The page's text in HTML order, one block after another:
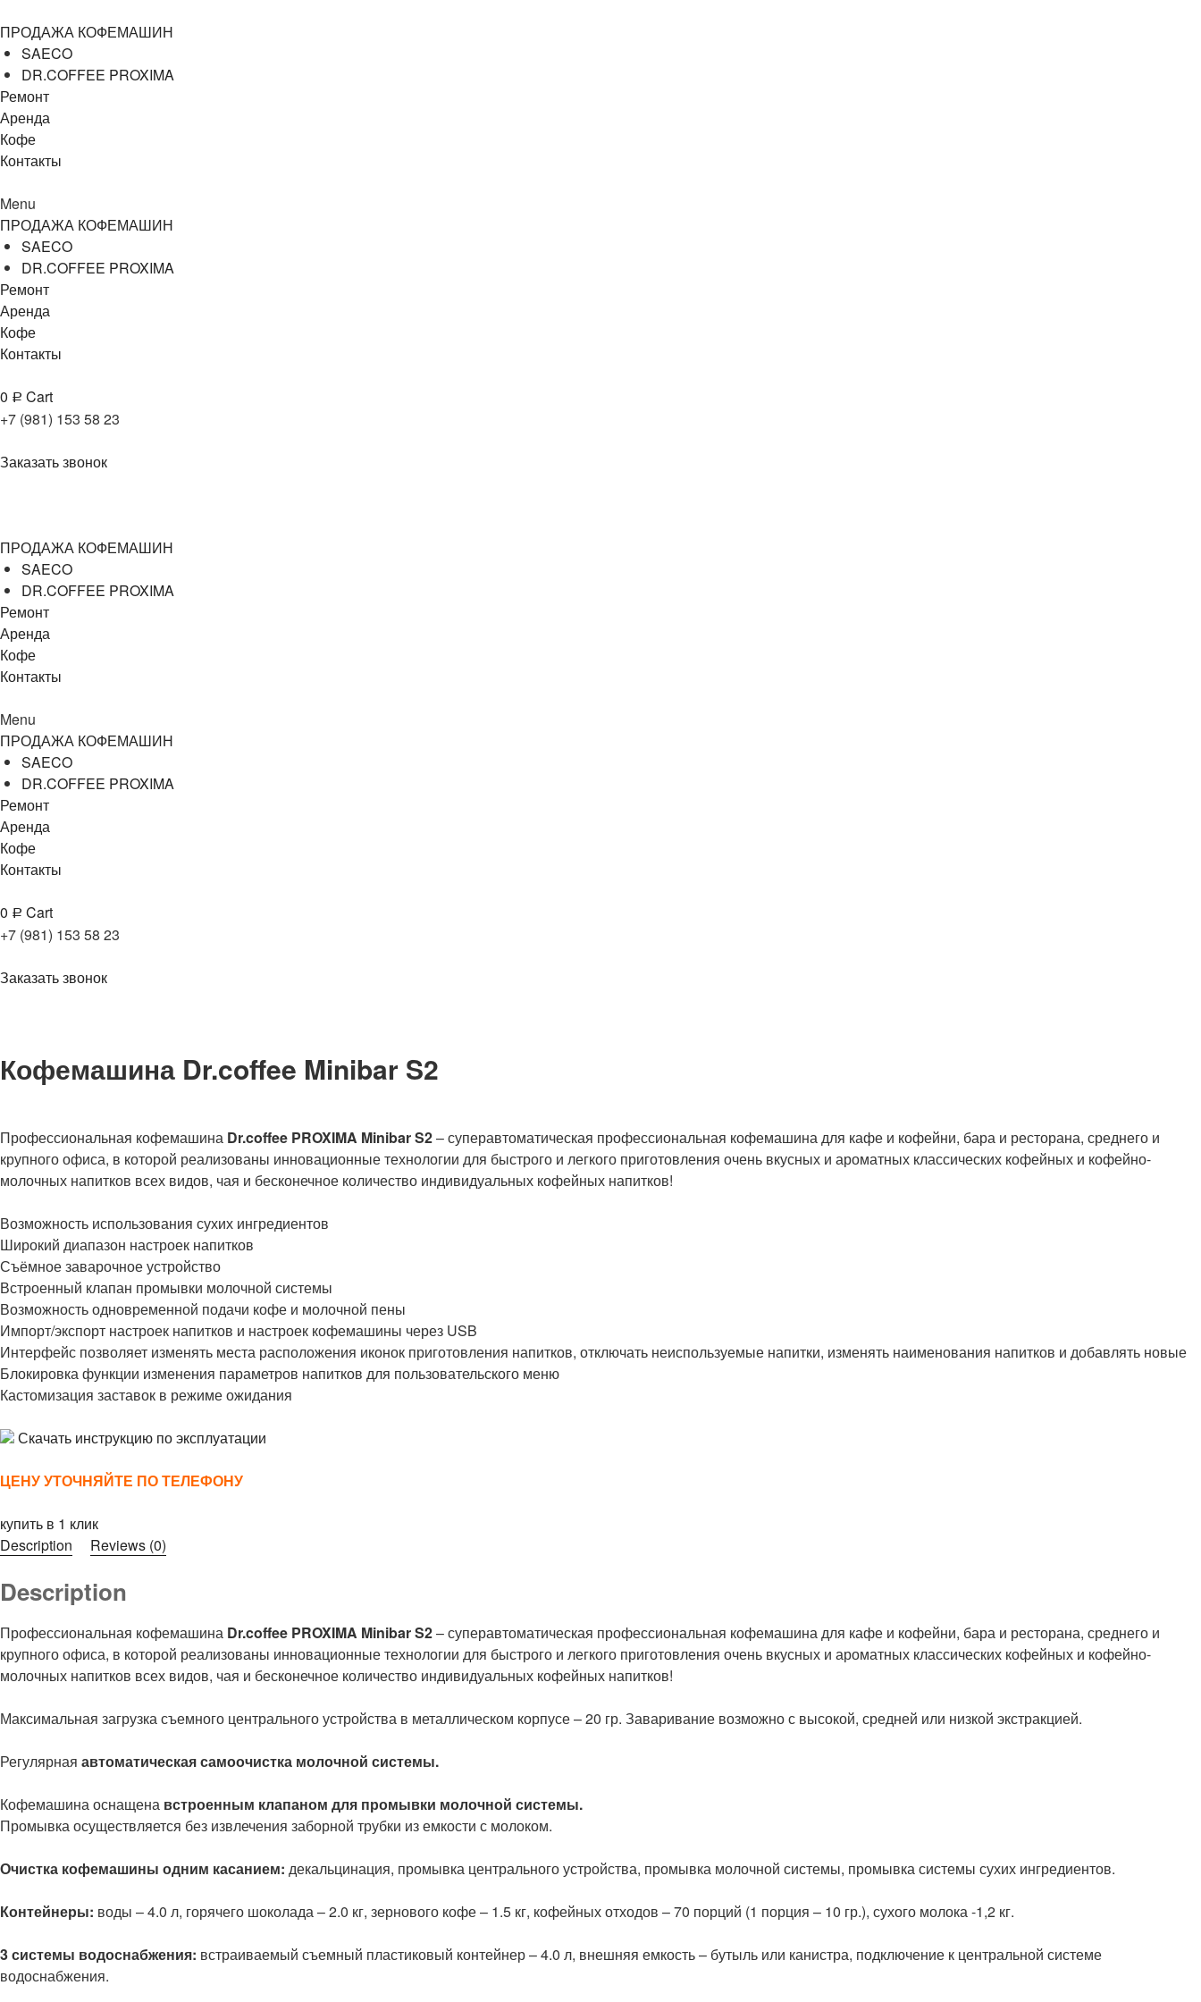
ПРОДАЖА КОФЕМАШИН
SAECO
DR.COFFEE PROXIMA
Ремонт
Аренда
Кофе
Контакты
Menu
ПРОДАЖА КОФЕМАШИН
SAECO
DR.COFFEE PROXIMA
Ремонт
Аренда
Кофе
Контакты
0 Р Cart
+7 (981) 153 58 23
Заказать звонок
ПРОДАЖА КОФЕМАШИН
SAECO
DR.COFFEE PROXIMA
Ремонт
Аренда
Кофе
Контакты
Menu
ПРОДАЖА КОФЕМАШИН
SAECO
DR.COFFEE PROXIMA
Ремонт
Аренда
Кофе
Контакты
0 Р Cart
+7 (981) 153 58 23
Заказать звонок
Кофемашина Dr.coffee Minibar S2
Профессиональная кофемашина Dr.coffee PROXIMA Minibar S2– суперавтоматическая профессиональная кофемашина для кафе и кофейни, бара и ресторана, среднего и
крупного офиса, в которой реализованы инновационные технологии для быстрого и легкого приготовления очень вкусных и ароматных классических кофейных и кофейно-
молочных напитков всех видов, чая и бесконечное количество индивидуальных кофейных напитков!
Возможность использования сухих ингредиентов
Широкий диапазон настроек напитков
Съёмное заварочное устройство
Встроенный клапан промывки молочной системы
Возможность одновременной подачи кофе и молочной пены
Импорт/экспорт настроек напитков и настроек кофемашины через USB
Интерфейс позволяет изменять места расположения иконок приготовления напитков, отключать неиспользуемые напитки, изменять наименования напитков и добавлять новые
Блокировка функции изменения параметров напитков для пользовательского меню
Кастомизация заставок в режиме ожидания
Скачать инструкцию по эксплуатации
ЦЕНУ УТОЧНЯЙТЕ ПО ТЕЛЕФОНУ
купить в 1 клик
Description
Reviews (0)
Description
Профессиональная кофемашина Dr.coffee PROXIMA Minibar S2– суперавтоматическая профессиональная кофемашина для кафе и кофейни, бара и ресторана, среднего и
крупного офиса, в которой реализованы инновационные технологии для быстрого и легкого приготовления очень вкусных и ароматных классических кофейных и кофейно-
молочных напитков всех видов, чая и бесконечное количество индивидуальных кофейных напитков!
Максимальная загрузка съемного центрального устройства в металлическом корпусе – 20 гр. Заваривание возможно с высокой, средней или низкой экстракцией.
Регулярная автоматическая самоочистка молочной системы.
Кофемашина оснащена встроенным клапаном для промывки молочной системы.
Промывка осуществляется без извлечения заборной трубки из емкости с молоком.
Очистка кофемашины одним касанием: декальцинация, промывка центрального устройства, промывка молочной системы, промывка системы сухих ингредиентов.
Контейнеры: воды – 4.0 л, горячего шоколада – 2.0 кг, зернового кофе – 1.5 кг, кофейных отходов – 70 порций (1 порция – 10 гр.), сухого молока -1,2 кг.
3 системы водоснабжения: встраиваемый съемный пластиковый контейнер – 4.0 л, внешняя емкость – бутыль или канистра, подключение к центральной системе
водоснабжения.